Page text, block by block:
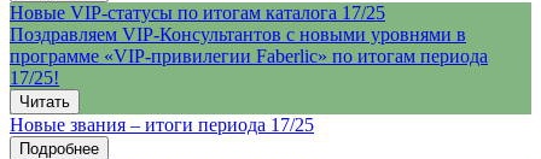
Новые VIP-статусы по итогам каталога 17/25
Поздравляем VIP-Консультантов с новыми уровнями в
программе «VIP-привилегии Faberlic» по итогам периода
17/25!
Читать
Новые звания – итоги периода 17/25
Подробнее